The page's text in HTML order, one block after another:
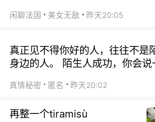
闲聊法国 美女无敌 昨天20:05
真正见不得你好的人，往往不是
身边的人。 陌生人成功，你会说
真情秘密 匿名 昨天20:02
再整一个tiramisù